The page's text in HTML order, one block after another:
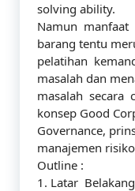
solving ability.
Namun
barang tentu
pelatihan
masalah dan
masalah secara
konsep Good
Governance,
manajemen
Outline :
1. Latar